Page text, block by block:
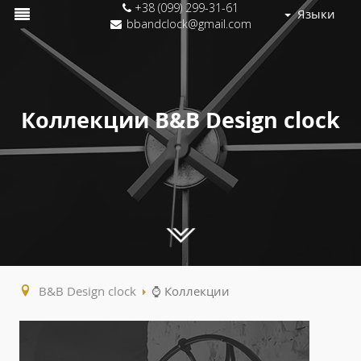
+38 (099) 299-31-61
bbandclock@gmail.com
Языки
Коллекции B&B Design clock
B&B Design clock ⌚ Коллекции